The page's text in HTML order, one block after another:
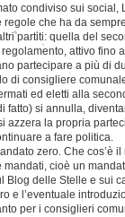
condiviso sui social,
regole che ha da
partiti: quella del
attivo fino
partecipare a più di
di consigliere
ed eletti alla
fatto) si annulla,
azzera la propria
a fare politica.
zero. Che cos’è
cioè un
Blog delle Stelle e sui
e l’eventuale
per i consiglieri